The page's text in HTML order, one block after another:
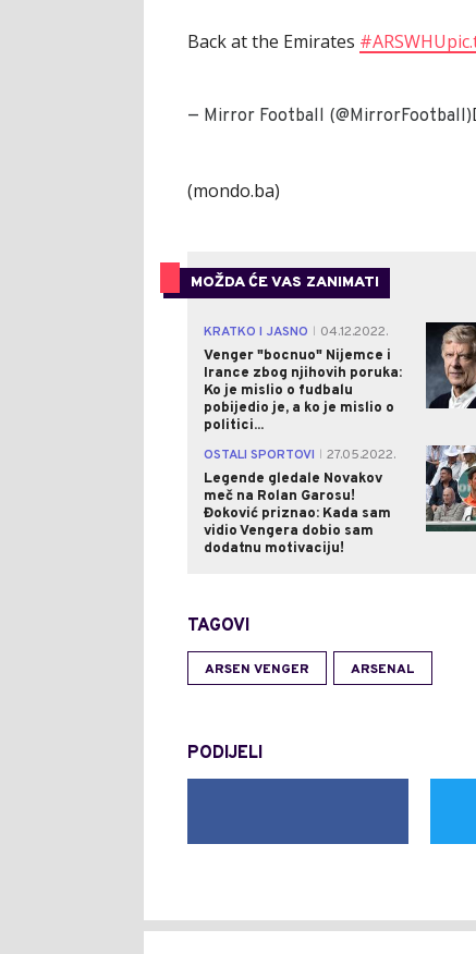
Back at the Emirates #ARSWHU
— Mirror Football (@MirrorFootball)
(mondo.ba)
MOŽDA ĆE VAS ZANIMATI
KRATKO I JASNO
04.12.2022.
Venger "bocnuo" Nijemce i
Irance zbog njihovih poruka:
Ko je mislio o fudbalu
pobijedio je, a ko je mislio o
politici...
OSTALI SPORTOVI
27.05.2022.
Legende gledale Novakov
meč na Rolan Garosu!
Đoković priznao: Kada sam
vidio Vengera dobio sam
dodatnu motivaciju!
TAGOVI
ARSEN VENGER ARSENAL
PODIJELI